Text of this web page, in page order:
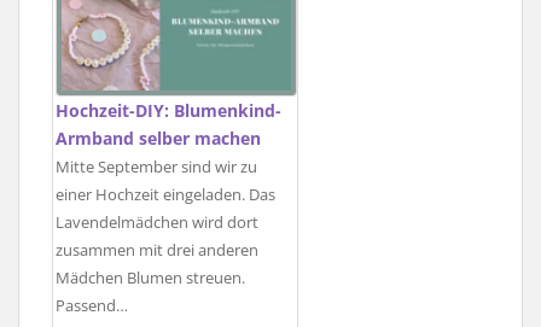
Hochzeit-DIY: Blumenkind-
Armband selber machen
Mitte September sind wir zu
einer Hochzeit eingeladen. Das
Lavendelmädchen wird dort
zusammen mit drei anderen
Mädchen Blumen streuen.
Passend…